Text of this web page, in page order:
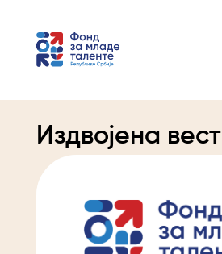
Издвојена вест